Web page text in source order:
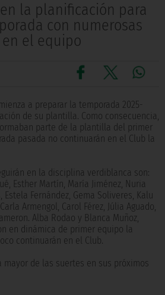
la planificación para
con numerosas
el equipo
a preparar la temporada 2025-
de su plantilla. Como consecuencia,
parte de la plantilla del primer
pasada no continuarán en el Club la
en la disciplina verdiblanca son:
Esther Martín, María Jiménez, Nuria
Estela Fernández, Gema Soliveres, Kalu
Armengol, Carol Férez, Júlia Aguado,
Alba Rodao y Blanca Muñoz,
en dinámica de primer equipo la
continuarán en el Club.
mayor de las suertes en sus próximos